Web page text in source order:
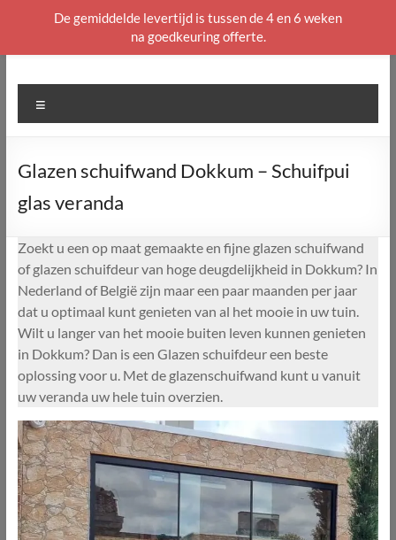
naar
Glazen schuifwand Dokkum – Schuifpui
glas veranda
Zoekt u een op maat gemaakte en fijne glazen schuifwand
of glazen schuifdeur van hoge deugdelijkheid in Dokkum? In
Nederland of België zijn maar een paar maanden per jaar
dat u optimaal kunt genieten van al het mooie in uw tuin.
Wilt u langer van het mooie buiten leven kunnen genieten
in Dokkum? Dan is een Glazen schuifdeur een beste
oplossing voor u. Met de glazenschuifwand kunt u vanuit
uw veranda uw hele tuin overzien.
De gemiddelde levertijd is tussen de 4 en 6 weken
na goedkeuring offerte.